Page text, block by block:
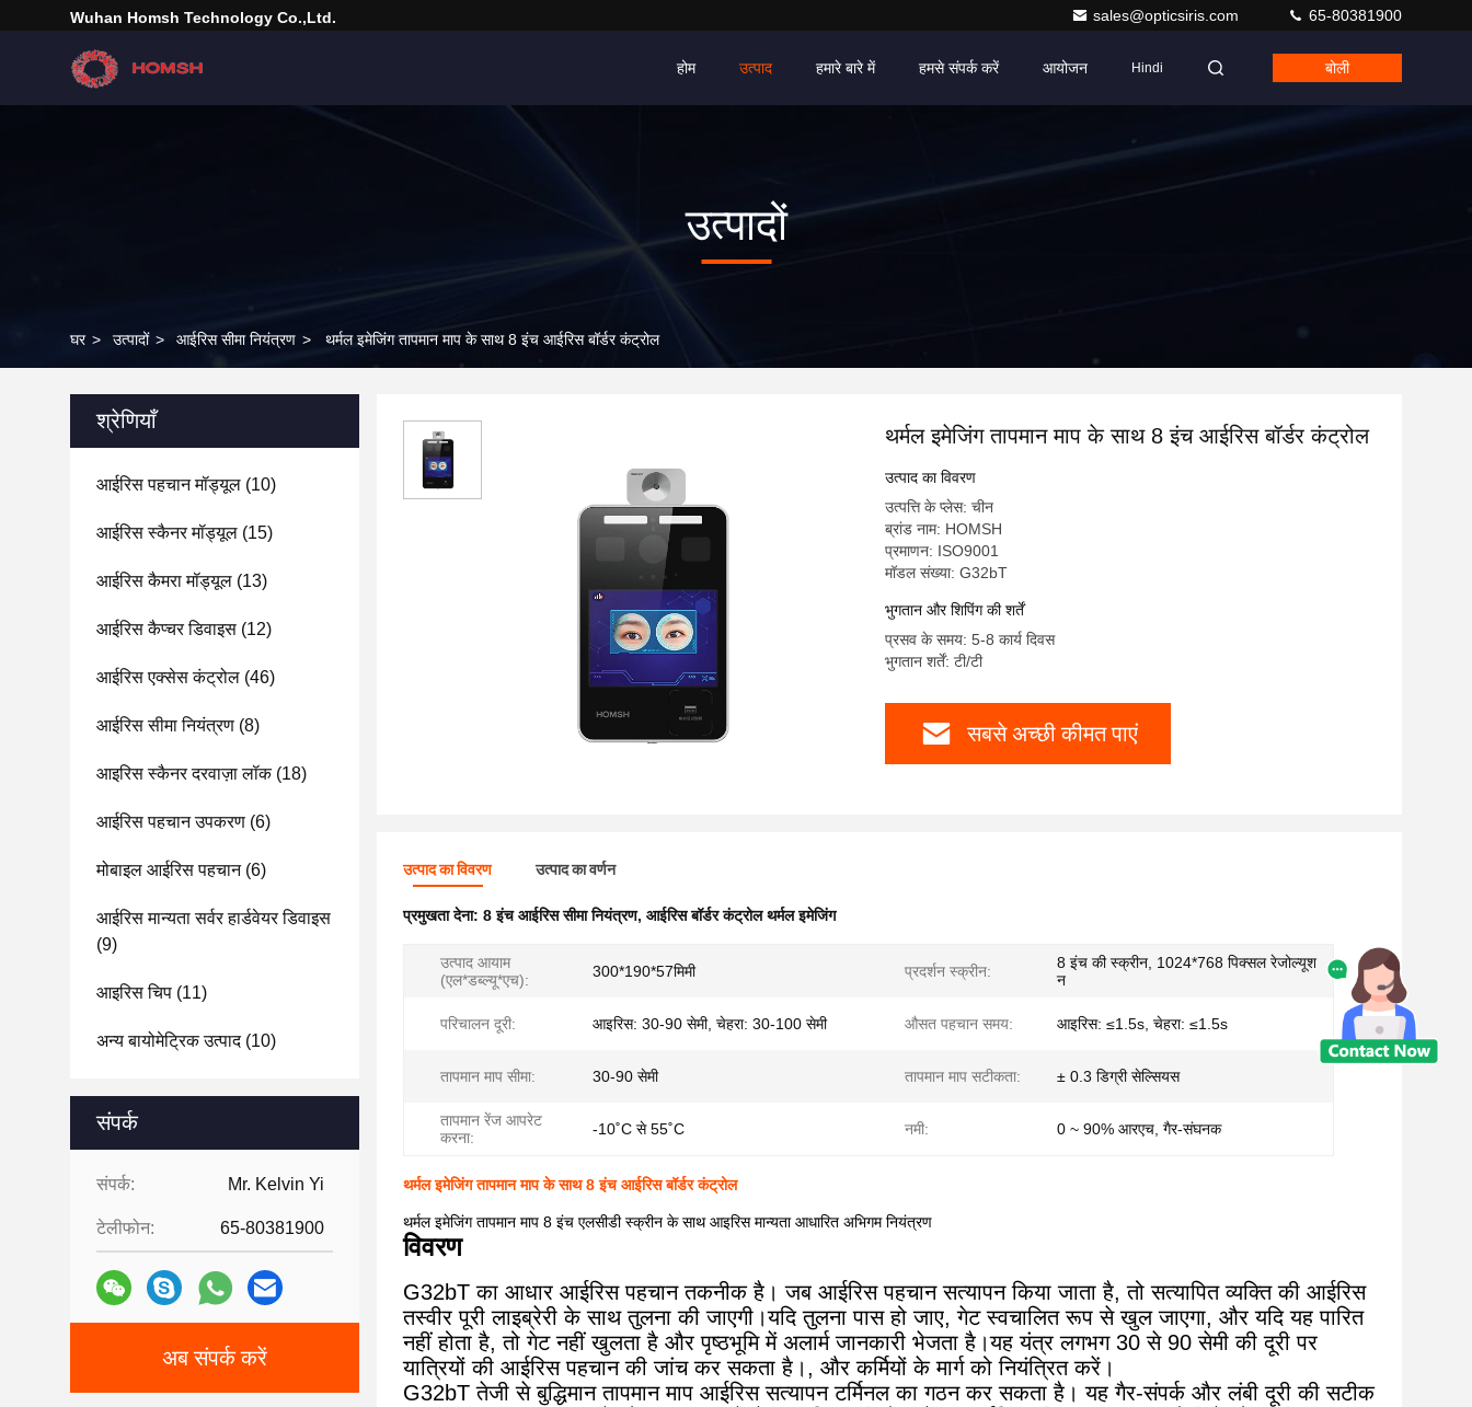
Wuhan Homsh Technology Co.,Ltd. sales@opticsiris.com 65-80381900
होम उत्पाद हमारे बारे में हमसे संपर्क करें आयोजन Hindi बोली
उत्पादों
घर > उत्पादों > आईरिस सीमा नियंत्रण > थर्मल इमेजिंग तापमान माप के साथ 8 इंच आईरिस बॉर्डर कंट्रोल
श्रेणियाँ
आईरिस पहचान मॉड्यूल (10)
आईरिस स्कैनर मॉड्यूल (15)
आईरिस कैमरा मॉड्यूल (13)
आईरिस कैप्चर डिवाइस (12)
आईरिस एक्सेस कंट्रोल (46)
आईरिस सीमा नियंत्रण (8)
आइरिस स्कैनर दरवाज़ा लॉक(18)
आईरिस पहचान उपकरण (6)
मोबाइल आईरिस पहचान(6)
आईरिस मान्यता सर्वर हार्डवेयर डिवाइस
(9)
आइरिस चिप (11)
अन्य बायोमेट्रिक उत्पाद(10)
संपर्क
संपर्क: Mr. Kelvin Yi
टेलीफोन: 65-80381900
अब संपर्क करें
थर्मल इमेजिंग तापमान माप के साथ 8 इंच आईरिस बॉर्डर कंट्रोल
उत्पाद का विवरण
उत्पत्ति के प्लेस: चीन
ब्रांड नाम: HOMSH
प्रमाणन: ISO9001
मॉडल संख्या: G32bT
भुगतान और शिपिंग की शर्तें
प्रसव के समय: 5-8 कार्य दिवस
भुगतान शर्तें: टी/टी
सबसे अच्छी कीमत पाएं
उत्पाद का विवरण उत्पाद का वर्णन
प्रमुखता देना: 8 इंच आईरिस सीमा नियंत्रण, आईरिस बॉर्डर कंट्रोल थर्मल इमेजिंग
उत्पाद आयाम
(एल*डब्ल्यू*एच):
300*190*57मिमी प्रदर्शन स्क्रीन:
8 इंच की स्क्रीन, 1024*768 पिक्सल रेजोल्यूश
न
परिचालन दूरी: आइरिस: 30-90 सेमी, चेहरा: 30-100 सेमी औसत पहचान समय: आइरिस: ≤1.5s, चेहरा: ≤1.5s
तापमान माप सीमा: 30-90 सेमी तापमान माप सटीकता: ± 0.3 डिग्री सेल्सियस
तापमान रेंज आपरेट
करना:
-10˚C से 55˚C नमी: 0 ~ 90% आरएच, गैर-संघनक
थर्मल इमेजिंग तापमान माप के साथ 8 इंच आईरिस बॉर्डर कंट्रोल
थर्मल इमेजिंग तापमान माप 8 इंच एलसीडी स्क्रीन के साथ आइरिस मान्यता आधारित अभिगम नियंत्रण
विवरण
G32bT का आधार आईरिस पहचान तकनीक है। जब आईरिस पहचान सत्यापन किया जाता है, तो सत्यापित व्यक्ति की आईरिस
तस्वीर पूरी लाइब्रेरी के साथ तुलना की जाएगी।यदि तुलना पास हो जाए, गेट स्वचालित रूप से खुल जाएगा, और यदि यह पारित
नहीं होता है, तो गेट नहीं खुलता है और पृष्ठभूमि में अलार्म जानकारी भेजता है।यह यंत्र लगभग 30 से 90 सेमी की दूरी पर
यात्रियों की आईरिस पहचान की जांच कर सकता है।, और कर्मियों के मार्ग को नियंत्रित करें।
G32bT तेजी से बुद्धिमान तापमान माप आईरिस सत्यापन टर्मिनल का गठन कर सकता है। यह गैर-संपर्क और लंबी दूरी की सटीक